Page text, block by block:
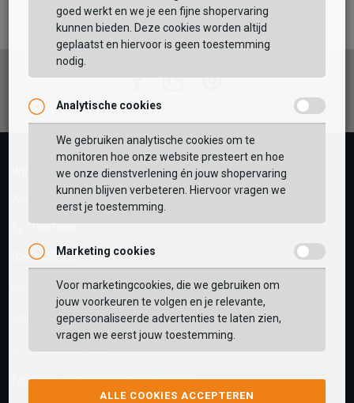
Maat:
TOEVOEGEN AAN WINKELTAS
GEBRUIK MIJN LOCATIE
Zoek op postcode of gebruik jouw locatie om de
voorraad in een van onze winkels te bekijken.
BEKIJK WINKELTAS
VERDER WINKELEN
Vaak samen gekocht met
FacebookInstagramPinterest
Wij helpen je graag!
Klantenservice geopend tot 17:00
Telefoon
0545-280081
E-mail Antwoord binnen 24 uur
webshop@schuurman-schoenen.nl
Facebook chat
facebook.com/SchuurmanSchoenen
goed werkt en we je een fijne shopervaring
kunnen bieden. Deze cookies worden altijd
geplaatst en hiervoor is geen toestemming
nodig.
Analytische cookies
We gebruiken analytische cookies om te
monitoren hoe onze website presteert en hoe
we onze dienstverlening én jouw shopervaring
kunnen blijven verbeteren. Hiervoor vragen we
eerst je toestemming.
Marketing cookies
Voor marketingcookies, die we gebruiken om
jouw voorkeuren te volgen en je relevante,
gepersonaliseerde advertenties te laten zien,
vragen we eerst jouw toestemming.
ALLE COOKIES ACCEPTEREN